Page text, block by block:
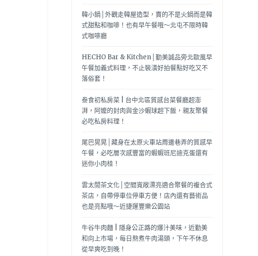
韓小鍋│外觀走韓屋造型，賣的不是火鍋而是韓
式甜點和咖啡！也有早午餐哦～北屯不限時韓
式咖啡廳
HECHO Bar & Kitchen│勤美誠品旁北歐風早
午餐加義式料理，不止裝潢好拍餐點好吃又不
落俗套！
叁食初私房菜 | 台中北區質感台菜餐廳超澎
湃，阿嬤的封肉與金沙蝦球超下飯，親友聚餐
必吃私房料理！
尾巴晃晃│藏身在太原火車站周邊巷弄的質感早
午餐，必吃層次感豐富的蝦蝦班尼迪克蛋還有
迷你小肉桂！
雲太閒茶文化│空間寬敞漂亮適合聚餐的複合式
茶店，自帶停車位停車方便！店內還有藝術品
也是亮點哦～近捷運豐樂公園站
牛谷牛肉麵 | 隱身公正路的爆汁美味，近勤美
和向上市場，每日熬煮牛肉湯頭，下午不休息
從早爽吃到晚！